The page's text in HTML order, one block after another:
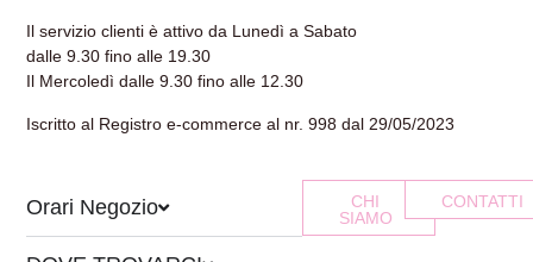
Il servizio clienti è attivo da Lunedì a Sabato
dalle 9.30 fino alle 19.30
Il Mercoledì dalle 9.30 fino alle 12.30
Iscritto al Registro e-commerce al nr. 998 dal 29/05/2023
Orari Negozio
CHI
SIAMO
CONTATTI